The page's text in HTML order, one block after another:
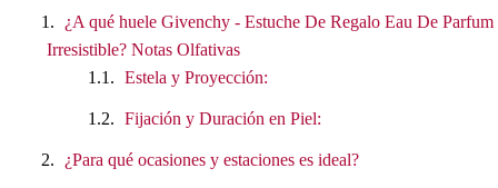
¿A qué huele Givenchy - Estuche De Regalo Eau De Parfum
Irresistible? Notas Olfativas
Estela y Proyección:
Fijación y Duración en Piel:
¿Para qué ocasiones y estaciones es ideal?